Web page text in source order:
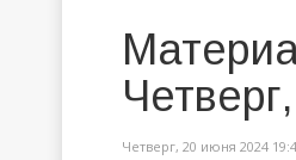
Четверг, 20 июня 2024